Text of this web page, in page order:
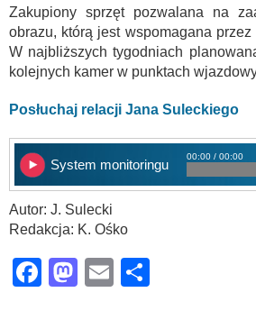
Zakupiony sprzęt pozwalana na
obrazu, którą jest wspomagana
W najbliższych tygodniach
kolejnych kamer w punktach
Posłuchaj relacji Jana Suleckiego
System monitoringu
00:00 / 00:00
Autor: J. Sulecki
Redakcja: K. Ośko
Facebook
Mastodon
Email